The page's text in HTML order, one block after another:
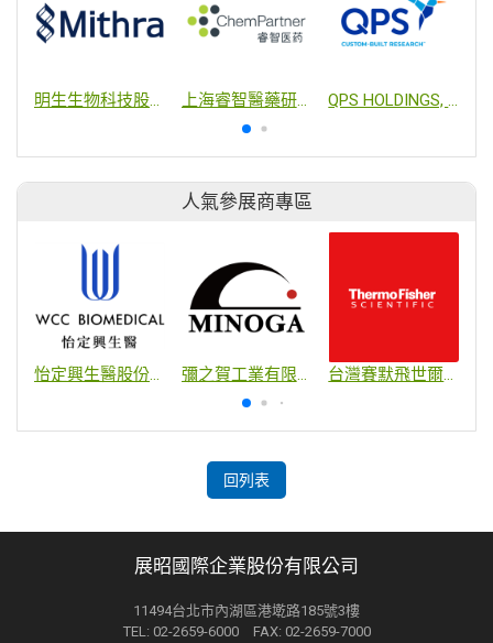
明生生物科技股份有限公司 上海睿智醫藥研究集團有限公司 QPS HOLDINGS, LLC
人氣參展商專區
怡定興生醫股份有限公司 彌之賀工業有限公司 台灣賽默飛世爾科技股份有限公司
回列表
展昭國際企業股份有限公司
11494台北市內湖區港墘路185號3樓
TEL: 02-2659-6000 FAX: 02-2659-7000